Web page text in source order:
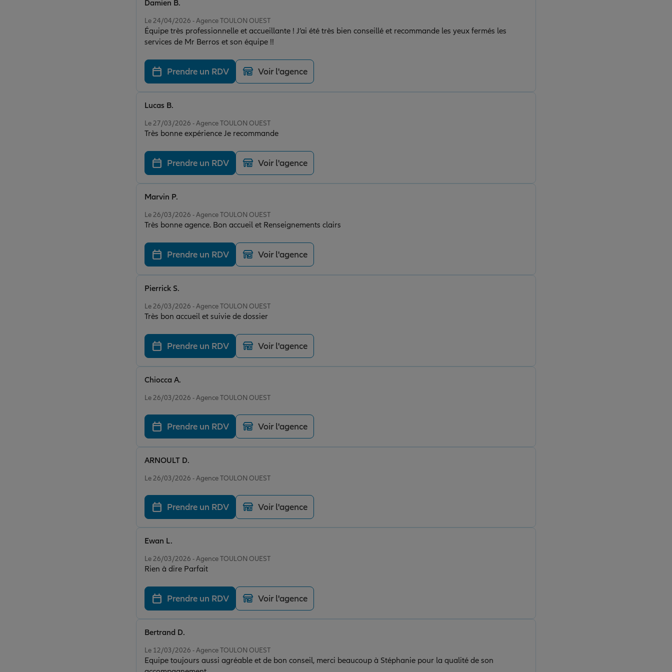
Le 24/04/2026 - Agence TOULON OUEST
Équipe très professionnelle et accueillante ! J’ai été très bien conseillé et recommande les yeux fermés les
services de Mr Berros et son équipe !!
Damien B.
Prendre un RDV Voir l'agence
Le 27/03/2026 - Agence TOULON OUEST
Très bonne expérience Je recommande
Lucas B.
Prendre un RDV Voir l'agence
Le 26/03/2026 - Agence TOULON OUEST
Très bonne agence. Bon accueil et Renseignements clairs
Marvin P.
Prendre un RDV Voir l'agence
Le 26/03/2026 - Agence TOULON OUEST
Très bon accueil et suivie de dossier
Pierrick S.
Prendre un RDV Voir l'agence
Le 26/03/2026 - Agence TOULON OUEST
Chiocca A.
Prendre un RDV Voir l'agence
Le 26/03/2026 - Agence TOULON OUEST
ARNOULT D.
Prendre un RDV Voir l'agence
Le 26/03/2026 - Agence TOULON OUEST
Rien à dire Parfait
Ewan L.
Prendre un RDV Voir l'agence
Le 12/03/2026 - Agence TOULON OUEST
Equipe toujours aussi agréable et de bon conseil, merci beaucoup à Stéphanie pour la qualité de son
Bertrand D.